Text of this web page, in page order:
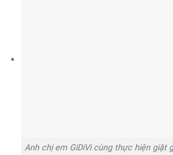
Anh chị em GiDiVi cùng thực hiện giặt